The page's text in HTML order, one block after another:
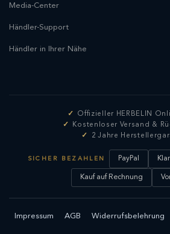
Media-Center
Händler-Support
Händler in Ihrer Nähe
Offizieller HERBELIN
Kostenloser Versand &
2 Jahre
SICHER BEZAHLEN PayPal
Kauf auf Rechnung
Impressum AGB Widerrufsbelehrung